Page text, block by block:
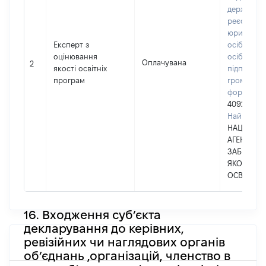
2
Експерт з
оцінювання
якості освітніх
програм
Оплачувана
реєстрі
осіб,
осіб –
40927307
ЯКОСТІ
ОСВІТИ
16. Входження суб’єкта
декларування до керівних,
ревізійних чи наглядових органів
об’єднань ,організацій, членство в